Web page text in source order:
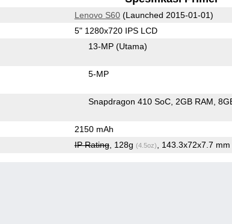
Lenovo S60(Launched 2015-01-01)
5" 1280x720 IPS LCD
13-MP (Utama)
5-MP
Snapdragon 410 SoC 2GB RAM
2150 mAh
IP Rating, 128g (4.5oz) , 143.3x72x7.7 mm